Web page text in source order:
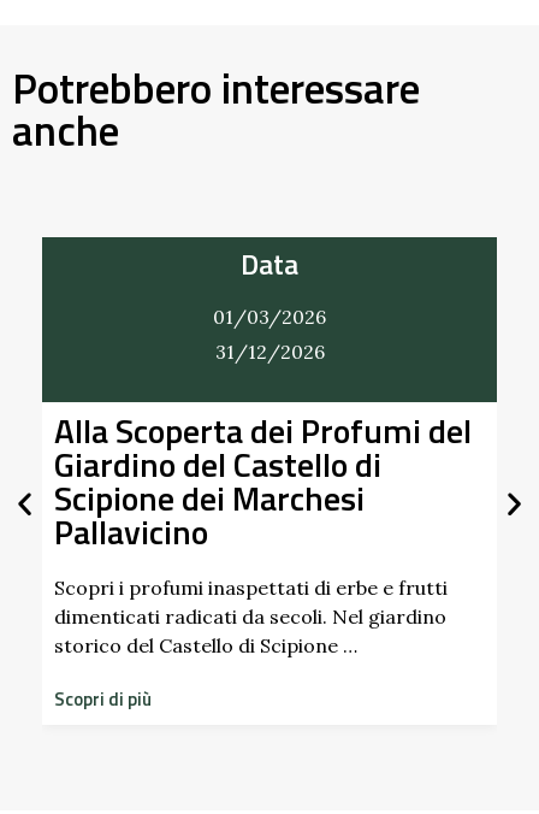
Potrebbero interessare
anche
Data
01/03/2026
31/12/2026
Alla Scoperta dei Profumi del
Giardino del Castello di
Scipione dei Marchesi
Pallavicino
Scopri i profumi inaspettati di erbe e frutti
dimenticati radicati da secoli. Nel giardino
storico del Castello di Scipione …
Scopri di più